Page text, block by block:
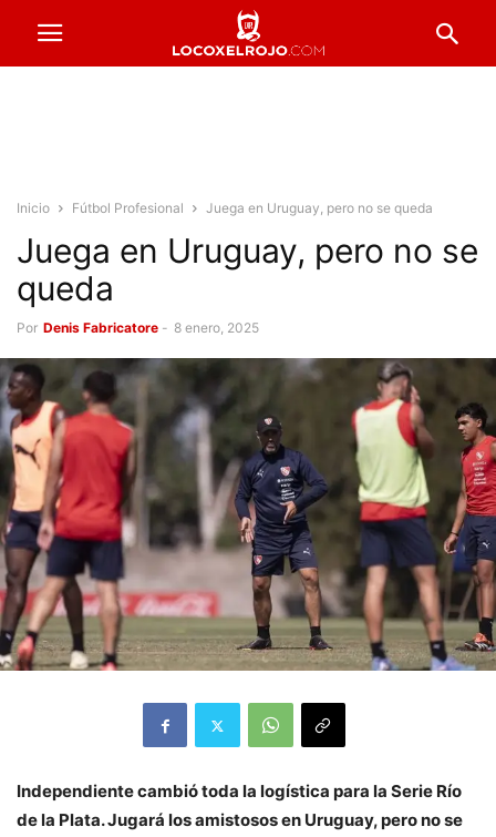
Inicio Fútbol Profesional Juega en Uruguay, pero no se queda
Juega en Uruguay, pero no se
queda
Por Denis Fabricatore - 8 enero, 2025
Independiente cambió toda la logística para la Serie Río
de la Plata. Jugará los amistosos en Uruguay, pero no se